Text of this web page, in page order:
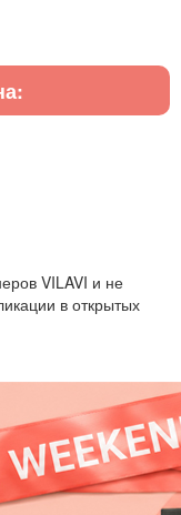
VILAVI и не
в открытых